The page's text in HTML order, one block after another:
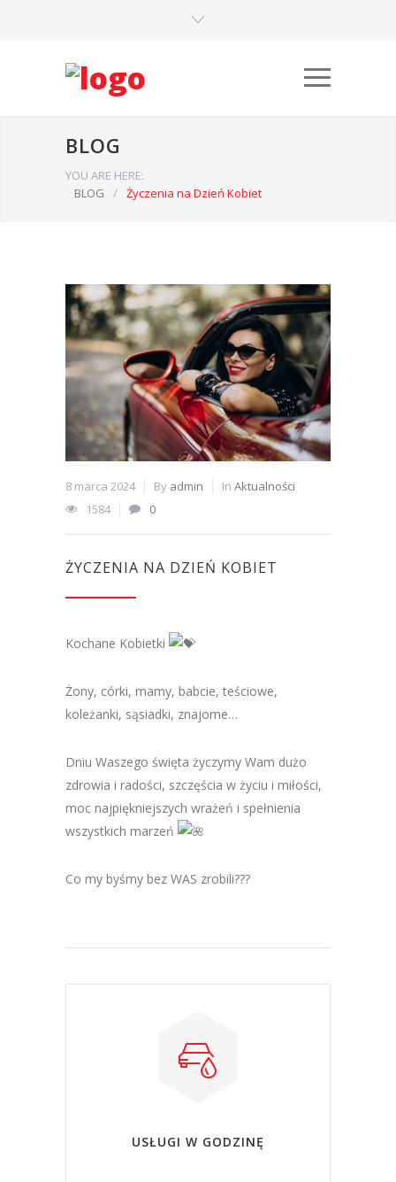
BLOG
YOU ARE HERE:
BLOG
/ Życzenia na Dzień Kobiet
8 marca 2024 By admin In Aktualności
1584
0
ŻYCZENIA NA DZIEŃ KOBIET
Kochane Kobietki
Żony, córki, mamy, babcie, teściowe,
koleżanki, sąsiadki, znajome…
Dniu Waszego święta życzymy Wam dużo
zdrowia i radości, szczęścia w życiu i miłości,
moc najpiękniejszych wrażeń i spełnienia
wszystkich marzeń
Co my byśmy bez WAS zrobili???
USŁUGI W GODZINĘ